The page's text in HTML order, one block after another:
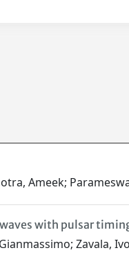
Ameek;
with pulsar
Zavala,